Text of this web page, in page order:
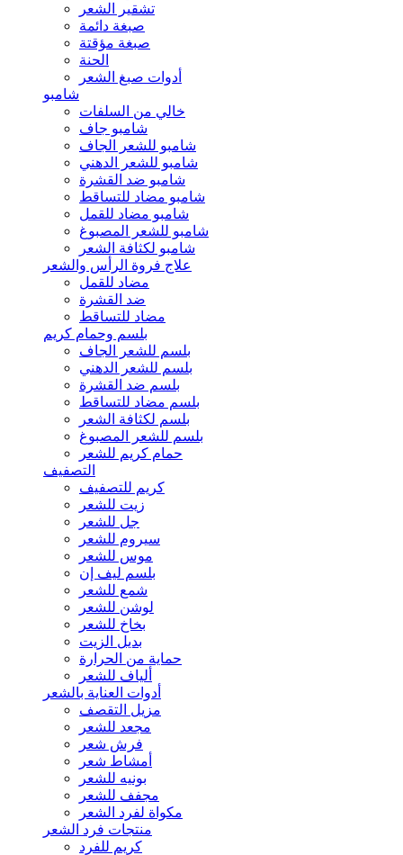
تشقير الشعر
صبغة دائمة
صبغة مؤقتة
الحنة
أدوات صبغ الشعر
شامبو
خالي من السلفات
شامبو جاف
شامبو للشعر الجاف
شامبو للشعر الدهني
شامبو ضد القشرة
شامبو مضاد للتساقط
شامبو مضاد للقمل
شامبو للشعر المصبوغ
شامبو لكثافة الشعر
علاج فروة الرأس والشعر
مضاد للقمل
ضد القشرة
مضاد للتساقط
بلسم وحمام كريم
بلسم للشعر الجاف
بلسم للشعر الدهني
بلسم ضد القشرة
بلسم مضاد للتساقط
بلسم لكثافة الشعر
بلسم للشعر المصبوغ
حمام كريم للشعر
التصفيف
كريم للتصفيف
زيت للشعر
جل للشعر
سيروم للشعر
موس للشعر
بلسم ليف إن
شمع للشعر
لوشن للشعر
بخاخ للشعر
بديل الزيت
حماية من الحرارة
ألياف للشعر
أدوات العناية بالشعر
مزيل التقصف
مجعد للشعر
فرش شعر
أمشاط شعر
بونيه للشعر
مجفف للشعر
مكواة لفرد الشعر
منتجات فرد الشعر
كريم للفرد